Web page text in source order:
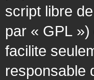
script libre
par « GPL
facilite
responsable